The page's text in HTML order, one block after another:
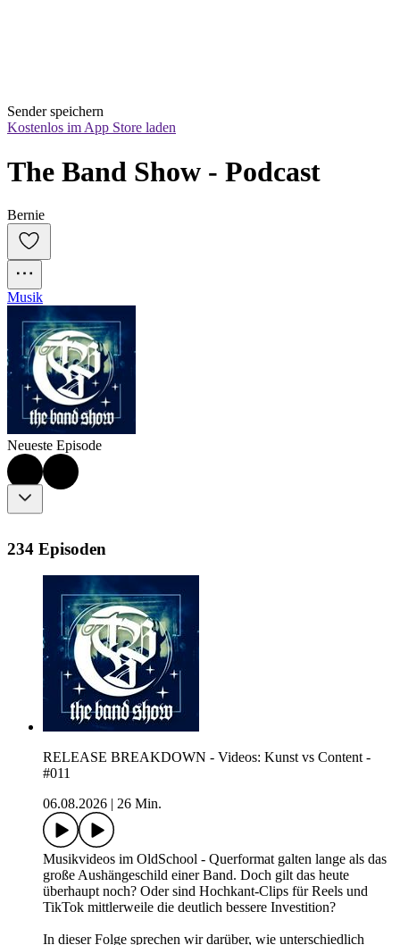
Sender speichern
Kostenlos im App Store laden
The Band Show - Podcast
Bernie
Musik
Neueste Episode
234 Episoden
RELEASE BREAKDOWN - Videos: Kunst vs Content -
#011
06.08.2026
26 Min.
Musikvideos im OldSchool - Querformat galten lange als das
große Aushängeschild einer Band. Doch gilt das heute
überhaupt noch? Oder sind Hochkant-Clips für Reels und
TikTok mittlerweile die deutlich bessere Investition?
In dieser Folge sprechen wir darüber, wie unterschiedlich